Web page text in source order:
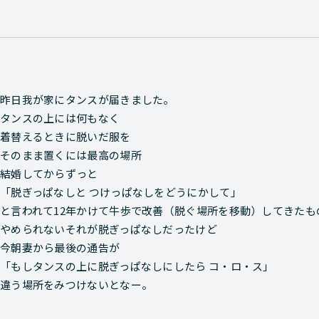
昨日我が家にタンスが届きました。
タンスの上には何もなく
着替えるときに脱いだ服を
そのまま置くには最高の場所
結婚してからずっと
「脱ぎっぱなしと つけっぱなしをどうにかして」
と言われて12年かけて牛歩で改善（脱ぐ場所を移動）してきた
やめられないそれが脱ぎっぱなしだったけど
今朝妻から最後の通告が
「もしタンスの上に脱ぎっぱなしにしたら コ・ロ・ス」
違う場所をみつけないとなー。